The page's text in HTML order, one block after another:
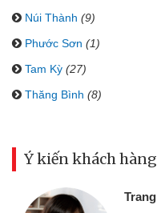
Núi Thành (9)
Phước Sơn (1)
Tam Kỳ (27)
Thăng Bình (8)
Ý kiến khách hàng